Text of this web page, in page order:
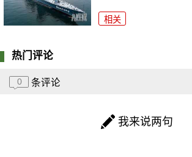
相关
热门评论
0 条评论
我来说两句